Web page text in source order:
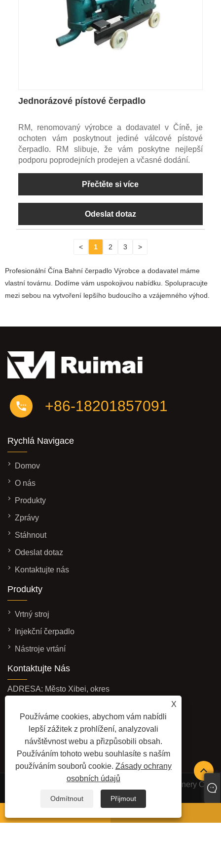
Jednorázové pístové čerpadlo
RM, renomovaný výrobce a dodavatel v Číně, je
ochoten vám poskytnout jediné válcové pístové
čerpadlo. RM slibuje, že vám poskytne nejlepší
podporu poprodejních prodejen a včasné dodání.
Přečtěte si více
Odeslat dotaz
< 1 2 3 >
Profesionální Čína Bahní čerpadlo Výrobce a dodavatel máme
vlastní továrnu. Dodíme vám uspokojivou nabídku. Spolupracujte
mezi sebou na vytvoření lepšího budoucího a vzájemného výhod.
X
Používáme cookies, abychom vám nabídli
lepší zážitek z prohlížení, analyzovali
návštěvnost webu a přizpůsobili obsah.
Používáním tohoto webu souhlasíte s naším
používáním souborů cookie. Zásady ochrany
osobních údajů
Odmítnout Přijmout
+86-18201857091
Rychlá Navigace
Domov
O nás
Produkty
Zprávy
Stáhnout
Odeslat dotaz
Kontaktujte nás
Produkty
Vrtný stroj
Injekční čerpadlo
Nástroje vrtání
Kontaktujte Nás
ADRESA: Město Xibei, okres
Jiangsu, Čína
E-MAILEM:
ruimai24@rmmachines.com
TEL:+86-18201857091
Copyright © 2025 Wuxi Ruimai Engineering Machinery Co
Ltd. Všechna práva vyhrazena.